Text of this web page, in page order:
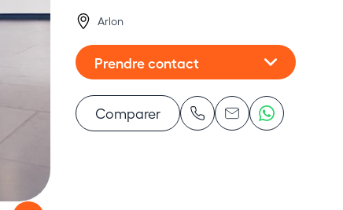
Arlon
Prendre contact
Comparer